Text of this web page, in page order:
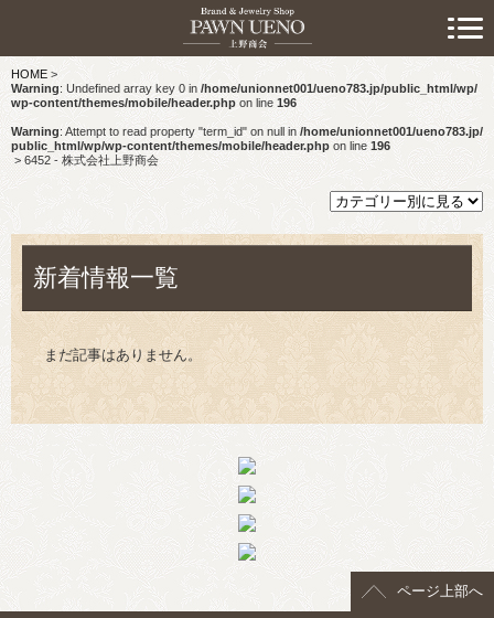
HOME >
Warning: Undefined array key 0 in /home/unionnet001/ueno783.jp/public_html/wp/
wp-content/themes/mobile/header.php on line 196
Warning: Attempt to read property "term_id" on null in /home/unionnet001/ueno783.jp/
public_html/wp/wp-content/themes/mobile/header.phpon line196
> 6452 - 株式会社上野商会
新着情報一覧
まだ記事はありません。
ページ上部へ
> 初めての方へ
> 預けたい方
> 売りたい方
> 買いたい方
> 取り扱い品目
> スタッフおすすめ情報
> お知らせ
> キャンペーン情報
> 会社概要
> アクセス
> よくあるご質問